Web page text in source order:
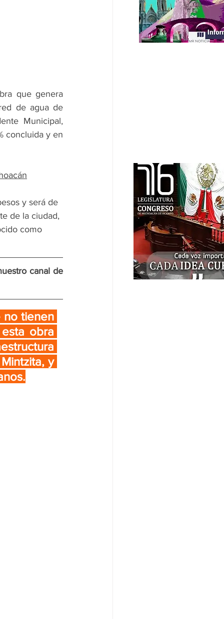
que genera
de agua de
Municipal,
concluida y en
y será de
de la ciudad,
como
canal de
no tienen
obra
y